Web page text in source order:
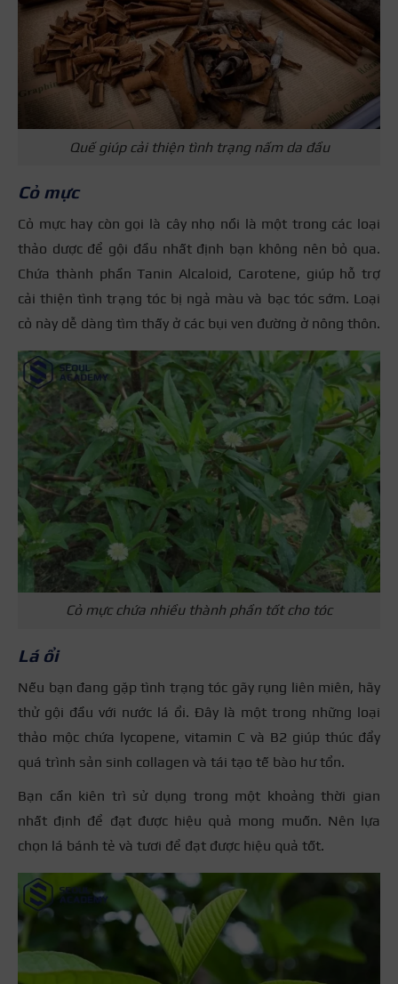
Quế giúp cải thiện tình trạng nấm da đầu
Cỏ mực
Cỏ mực hay còn gọi là cây nhọ nồi là một trong các loại
thảo dược để gội đầu nhất định bạn không nên bỏ qua.
Chứa thành phần Tanin Alcaloid, Carotene, giúp hỗ trợ
cải thiện tình trạng tóc bị ngả màu và bạc tóc sớm. Loại
cỏ này dễ dàng tìm thấy ở các bụi ven đường ở nông thôn.
Cỏ mực chứa nhiều thành phần tốt cho tóc
Lá ổi
Nếu bạn đang gặp tình trạng tóc gãy rụng liên miên, hãy
thử gội đầu với nước lá ổi. Đây là một trong những loại
thảo mộc chứa lycopene, vitamin C và B2 giúp thúc đẩy
quá trình sản sinh collagen và tái tạo tế bào hư tổn.
Bạn cần kiên trì sử dụng trong một khoảng thời gian
nhất định để đạt được hiệu quả mong muốn. Nên lựa
chọn lá bánh tẻ và tươi để đạt được hiệu quả tốt.